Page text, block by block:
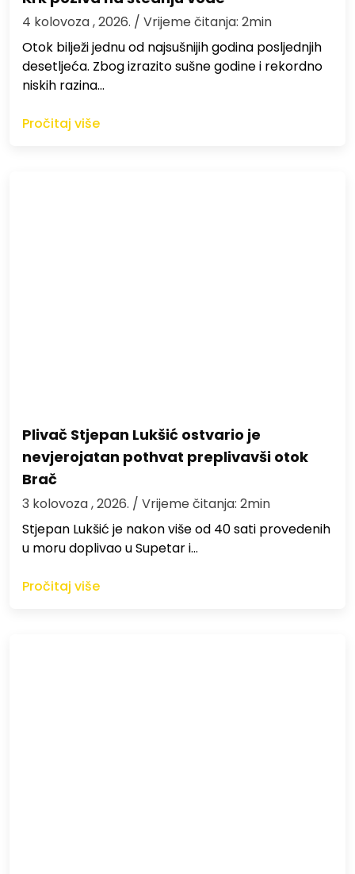
4 kolovoza , 2026. / Vrijeme čitanja: 2min
Otok bilježi jednu od najsušnijih godina posljednjih
desetljeća. Zbog izrazito sušne godine i rekordno
niskih razina…
Pročitaj više
Plivač Stjepan Lukšić ostvario je
nevjerojatan pothvat preplivavši otok
Brač
3 kolovoza , 2026. / Vrijeme čitanja: 2min
St​jepan Lukšić je nakon više od 40 sati provedenih
u moru doplivao u Supetar i…
Pročitaj više